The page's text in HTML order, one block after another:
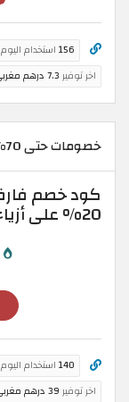
156 استخدام اليوم
اخر توفير 7.3 درهم مغربي
خصومات حتى 70% + 20% اضافية
20% على أزياء النساء
140 استخدام اليوم
اخر توفير 39 درهم مغربي